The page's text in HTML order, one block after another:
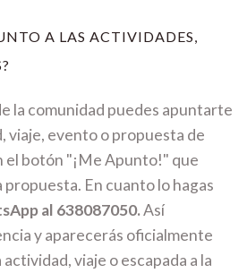
A LAS ACTIVIDADES,
la comunidad puedes apuntarte
viaje, evento o propuesta de
el botón "¡Me Apunto!" que
En cuanto lo hagas
al 638087050.Así
y aparecerás oficialmente
viaje o escapada a la